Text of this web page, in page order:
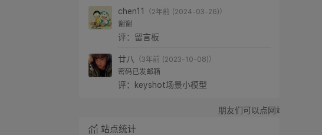
密码已发邮箱
评：keyshot场景小模型
站点统计
独立页面： 7 个
评论总数： 239 条